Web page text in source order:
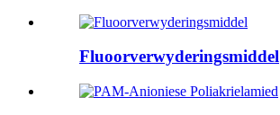
Fluoorverwyderingsmiddel